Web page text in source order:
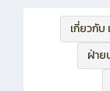
เกี่ยวกั
ฝ่าย